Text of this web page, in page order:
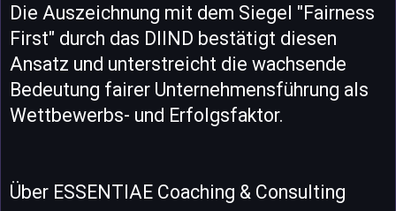
Die Auszeichnung mit dem Siegel "Fairness
First" durch das DIIND bestätigt diesen
Ansatz und unterstreicht die wachsende
Bedeutung fairer Unternehmensführung als
Wettbewerbs- und Erfolgsfaktor.
Über ESSENTIAE Coaching & Consulting